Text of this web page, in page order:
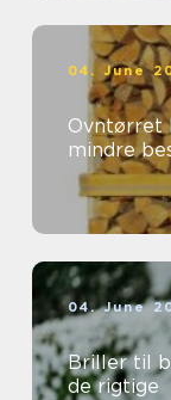
04. June
Ovntørret
mindre
04. June
Briller til
de rigtige